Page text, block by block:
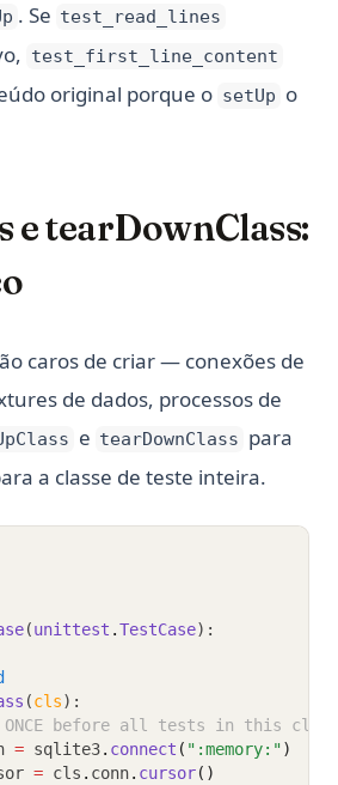
. Se test_read_lines
test_first_line_content
original porque o setUp o
e tearDownClass:
caros de criar — conexões de
de dados, processos de
e tearDownClass para
a classe de teste inteira.
(unittest .TestCase):
(cls):
ONCE before all tests in this
= sqlite3. connect ( ":memory:")
= cls . conn. cursor()